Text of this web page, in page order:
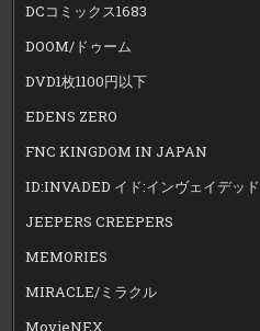
DCコミックス1683
DOOM/ドゥーム
DVD1枚1100円以下
EDENS ZERO
FNC KINGDOM IN JAPAN
ID:INVADED イド:インヴェイデッド
JEEPERS CREEPERS
MEMORIES
MIRACLE/ミラクル
MovieNEX